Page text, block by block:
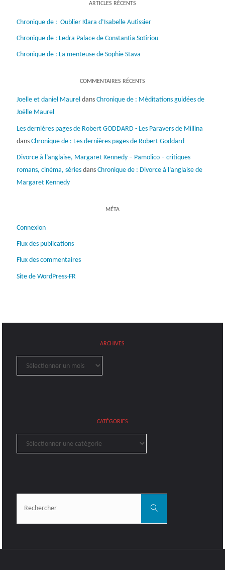
ARTICLES RÉCENTS
Chronique de : Oublier Klara d’Isabelle Autissier
Chronique de : Ledra Palace de Constantia Sotiriou
Chronique de : La menteuse de Sophie Stava
COMMENTAIRES RÉCENTS
Joelle et daniel Maureldans Chronique de : Méditations guidées de
Joëlle Maurel
Les dernières pages de Robert GODDARD - Les Paravers de Millina
dans Chronique de : Les dernières pages de Robert Goddard
Divorce à l’anglaise, Margaret Kennedy – Pamolico – critiques
romans, cinéma, sériesdans Chronique de : Divorce à l’anglaise de
Margaret Kennedy
MÉTA
Connexion
Flux des publications
Flux des commentaires
Site de WordPress-FR
ARCHIVES
Archives
CATÉGORIES
Catégories
Rechercher